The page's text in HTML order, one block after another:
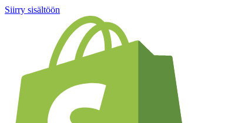
Siirry sisältöön